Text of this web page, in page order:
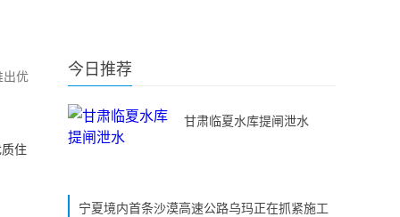
出优
住
今日推荐
甘肃临夏水库提闸泄水
宁夏境内首条沙漠高速公路乌玛正在抓紧施工